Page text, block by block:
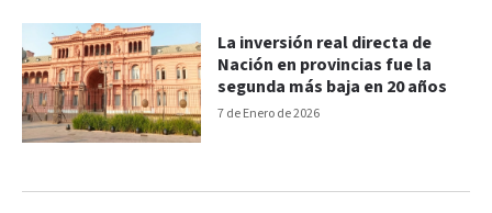
7 de Enero de 2026
La inversión real directa de
Nación en provincias fue la
segunda más baja en 20 años